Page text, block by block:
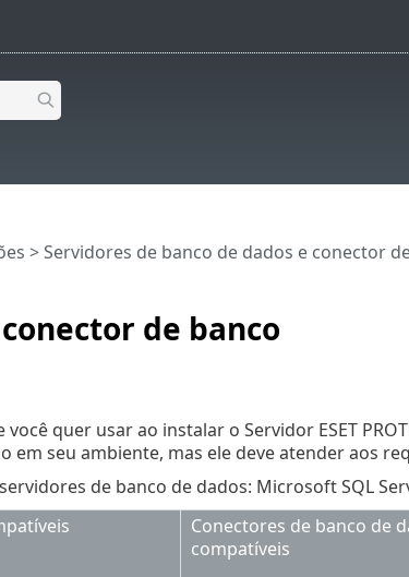
de banco
> Servidores de banco de dados e conector
quer usar ao instalar o Servidor ESET
seu ambiente, mas ele deve atender aos
de banco de dados: Microsoft SQL
Conectores de banco de
compatíveis